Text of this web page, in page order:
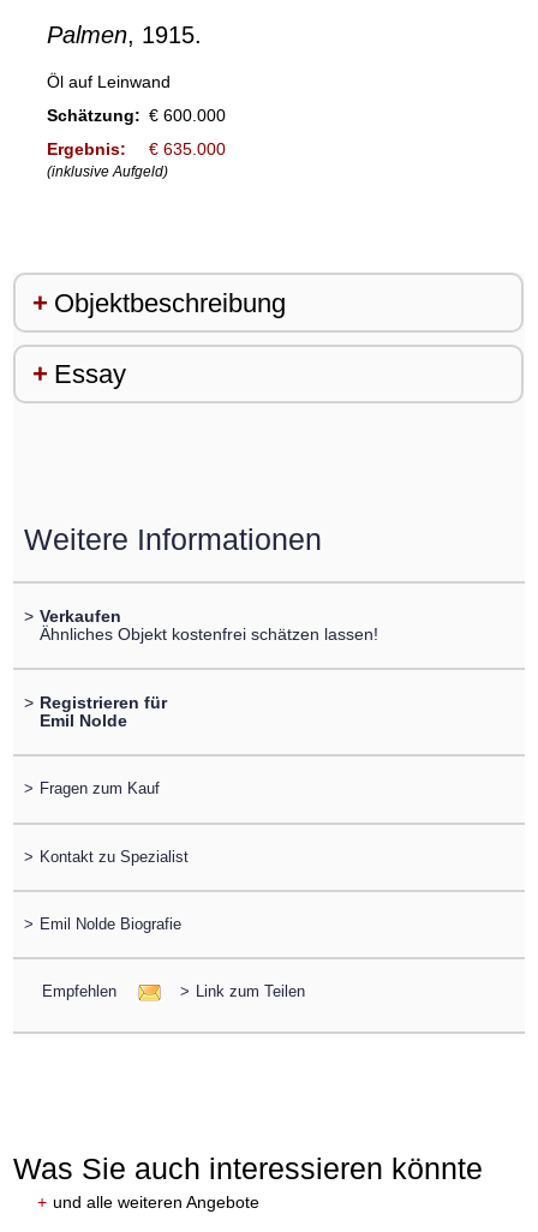
Palmen, 1915.
Öl auf Leinwand
Schätzung: € 600.000
Ergebnis:
€ 635.000
(inklusive Aufgeld)
Objektbeschreibung
Essay
Weitere Informationen
> Verkaufen
Ähnliches Objekt kostenfrei schätzen lassen!
> Registrieren für
Emil Nolde
> Fragen zum Kauf
> Kontakt zu Spezialist
> Emil Nolde Biografie
Empfehlen > Link zum Teilen
Was Sie auch interessieren könnte
+ und alle weiteren Angebote